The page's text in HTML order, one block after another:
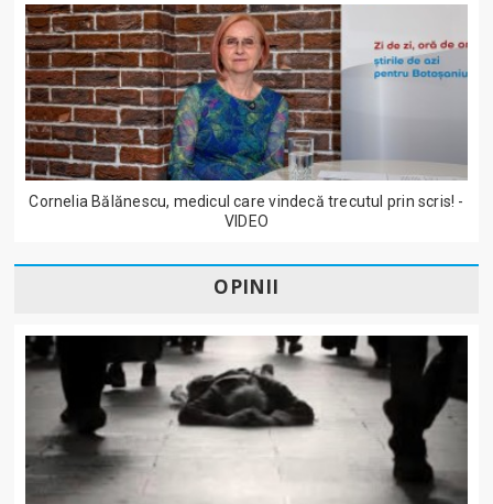
Cornelia Bălănescu, medicul care vindecă trecutul prin scris! -
VIDEO
OPINII